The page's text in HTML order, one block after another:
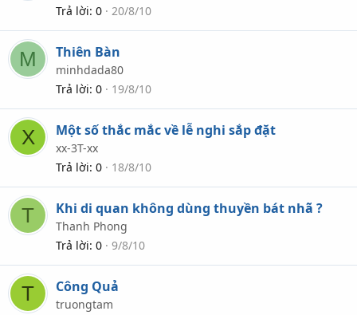
Trả lời 0 20/8/10
M Thiên Bàn
minhdada80
Trả lời 0 19/8/10
X Một số thắc mắc về lễ nghi sắp đặt
xx-3T-xx
Trả lời 0 18/8/10
T Khi di quan không dùng thuyền bát nhã ?
Thanh Phong
Trả lời 0 9/8/10
T Công Quả
truongtam